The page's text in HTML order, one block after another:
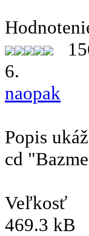
6.
naopak
Popis
cd
Veľkosť
469.3 kB